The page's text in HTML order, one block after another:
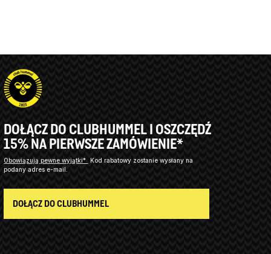
DOŁĄCZ DO CLUBHUMMEL I OSZCZĘDŹ
15% NA PIERWSZE ZAMÓWIENIE*
Obowiązują pewne wyjątki*
Kod rabatowy zostanie wysłany na
podany adres e-mail.
DOŁĄCZ DO CLUBHUMMEL